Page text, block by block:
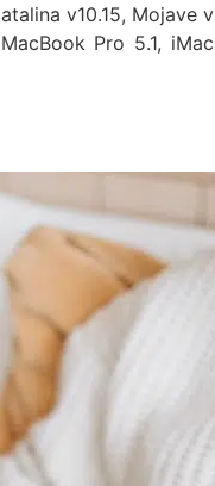
v10.15, Mojave
Pro 5.1,